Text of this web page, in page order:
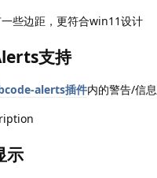
些边距，更符合win11设计
支持
alerts插件内的警告/信息
示